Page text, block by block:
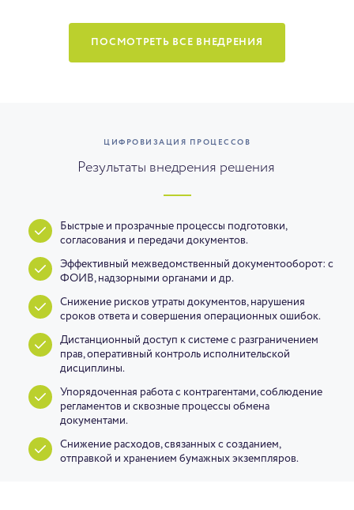
ПОСМОТРЕТЬ ВСЕ ВНЕДРЕНИЯ
ЦИФРОВИЗАЦИЯ ПРОЦЕССОВ
Результаты внедрения решения
Быстрые и прозрачные процессы подготовки,
согласования и передачи документов.
Эффективный межведомственный документооборот: с
ФОИВ, надзорными органами и др.
Снижение рисков утраты документов, нарушения
сроков ответа и совершения операционных ошибок.
Дистанционный доступ к системе с разграничением
прав, оперативный контроль исполнительской
дисциплины.
Упорядоченная работа с контрагентами, соблюдение
регламентов и сквозные процессы обмена
документами.
Снижение расходов, связанных с созданием,
отправкой и хранением бумажных экземпляров.